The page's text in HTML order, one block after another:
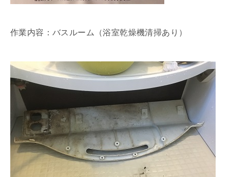
作業内容：バスルーム（浴室乾燥機清掃あり）